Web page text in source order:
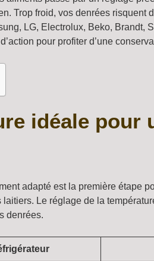
Trop froid, vos denrées risquent
LG, Electrolux, Beko, Brandt,
pour profiter d’une
idéale pour
adapté est la première étape
Le réglage de la
denrées.